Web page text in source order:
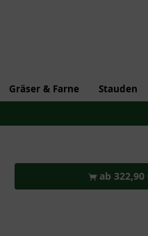
Gräser & Farne Stauden
ab 322,90